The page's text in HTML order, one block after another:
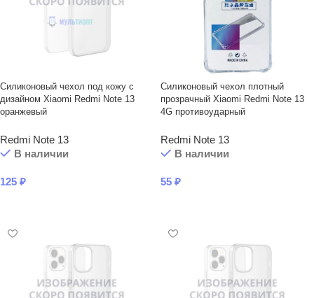
Силиконовый чехол под кожу с
дизайном Xiaomi Redmi Note 13
оранжевый
Redmi Note 13
В наличии
125 ₽
Силиконовый чехол плотный
прозрачный Xiaomi Redmi Note 13
4G противоударный
Redmi Note 13
В наличии
55 ₽